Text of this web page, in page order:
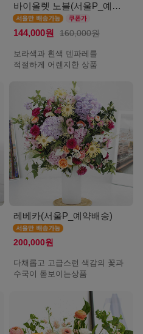
바이올렛 노블(서울P_예약배송)
144,000원 160,000원
보라색과 흰색 덴파레를
적절하게 어렌지한 상품
레베카(서울P_예약배송)
200,000원
다채롭고 고급스런 색감의 꽃과
수국이 돋보이는상품